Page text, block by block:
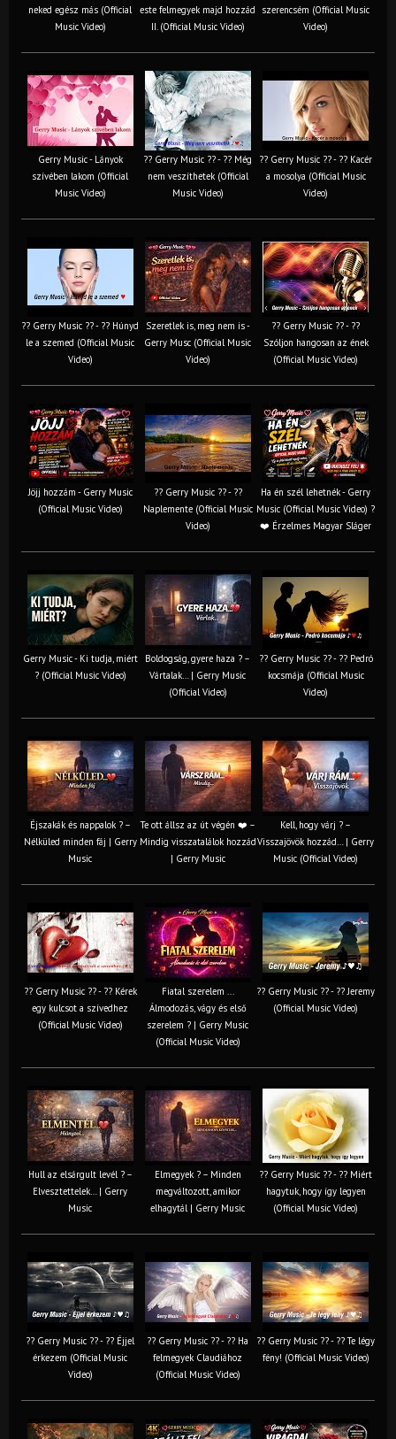
neked egész más (Official
Music Video)
este felmegyek majd hozzád
II. (Official Music Video)
szerencsém (Official Music
Video)
Gerry Music - Lányok
szívében lakom (Official
Music Video)
?? Gerry Music ?? - ?? Még
nem veszíthetek (Official
Music Video)
?? Gerry Music ?? - ?? Kacér
a mosolya (Official Music
Video)
?? Gerry Music ?? - ?? Húnyd
le a szemed (Official Music
Video)
Szeretlek is, meg nem is -
Gerry Musc (Official Music
Video)
?? Gerry Music ?? - ??
Szóljon hangosan az ének
(Official Music Video)
Jöjj hozzám - Gerry Music
(Official Music Video)
?? Gerry Music ?? - ??
Naplemente (Official Music
Video)
Ha én szél lehetnék - Gerry
Music (Official Music Video) ?️
❤️ Érzelmes Magyar Sláger
Gerry Music - Ki tudja, miért
? (Official Music Video)
Boldogság, gyere haza ? –
Vártalak… | Gerry Music
(Official Video)
?? Gerry Music ?? - ?? Pedró
kocsmája (Official Music
Video)
Éjszakák és nappalok ? –
Nélküled minden fáj | Gerry
Music
Te ott állsz az út végén ❤️ –
Mindig visszatalálok hozzád
| Gerry Music
Kell, hogy várj ? –
Visszajövök hozzád… | Gerry
Music (Official Video)
?? Gerry Music ?? - ?? Kérek
egy kulcsot a szívedhez
(Official Music Video)
Fiatal szerelem ...
Álmodozás, vágy és első
szerelem ? | Gerry Music
(Official Music Video)
?? Gerry Music ?? - ?? Jeremy
(Official Music Video)
Hull az elsárgult levél ? –
Elvesztettelek… | Gerry
Music
Elmegyek ? – Minden
megváltozott, amikor
elhagytál | Gerry Music
?? Gerry Music ?? - ?? Miért
hagytuk, hogy így legyen
(Official Music Video)
?? Gerry Music ?? - ?? Éjjel
érkezem (Official Music
Video)
?? Gerry Music ?? - ?? Ha
felmegyek Claudiához
(Official Music Video)
?? Gerry Music ?? - ?? Te légy
fény! (Official Music Video)